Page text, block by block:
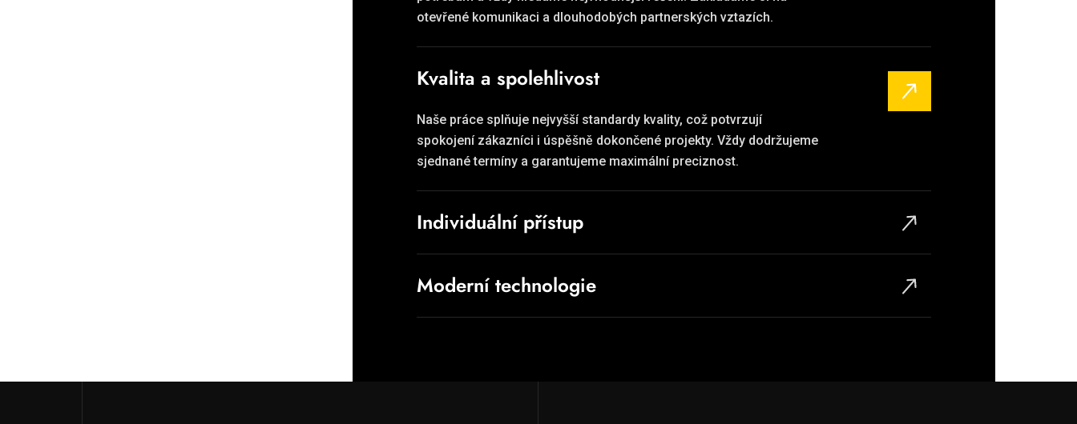
otevřené komunikaci a dlouhodobých partnerských vztazích.
Kvalita a spolehlivost
Naše práce splňuje nejvyšší standardy kvality, což potvrzují
spokojení zákazníci i úspěšně dokončené projekty. Vždy dodržujeme
sjednané termíny a garantujeme maximální preciznost.
Individuální přístup
Moderní technologie